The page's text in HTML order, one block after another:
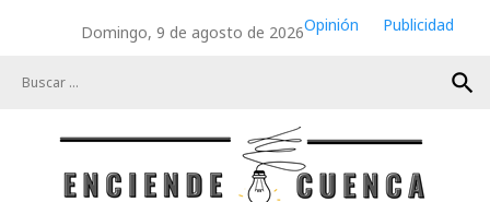
Domingo, 9 de agosto de 2026Opinión
Publicidad
search